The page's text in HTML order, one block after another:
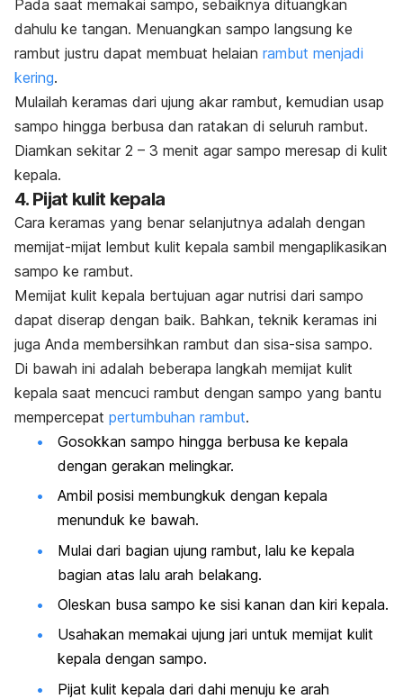
Pada saat memakai sampo, sebaiknya dituangkan
dahulu ke tangan. Menuangkan sampo langsung ke
rambut justru dapat membuat helaian rambut menjadi
kering.
Mulailah keramas dari ujung akar rambut, kemudian usap
sampo hingga berbusa dan ratakan di seluruh rambut.
Diamkan sekitar 2 – 3 menit agar sampo meresap di kulit
kepala.
4. Pijat kulit kepala
Cara keramas yang benar selanjutnya adalah dengan
memijat-mijat lembut kulit kepala sambil mengaplikasikan
sampo ke rambut.
Memijat kulit kepala bertujuan agar nutrisi dari sampo
dapat diserap dengan baik. Bahkan, teknik keramas ini
juga Anda membersihkan rambut dan sisa-sisa sampo.
Di bawah ini adalah beberapa langkah memijat kulit
kepala saat mencuci rambut dengan sampo yang bantu
mempercepat pertumbuhan rambut.
Gosokkan sampo hingga berbusa ke kepala
dengan gerakan melingkar.
Ambil posisi membungkuk dengan kepala
menunduk ke bawah.
Mulai dari bagian ujung rambut, lalu ke kepala
bagian atas lalu arah belakang.
Oleskan busa sampo ke sisi kanan dan kiri kepala.
Usahakan memakai ujung jari untuk memijat kulit
kepala dengan sampo.
Pijat kulit kepala dari dahi menuju ke arah